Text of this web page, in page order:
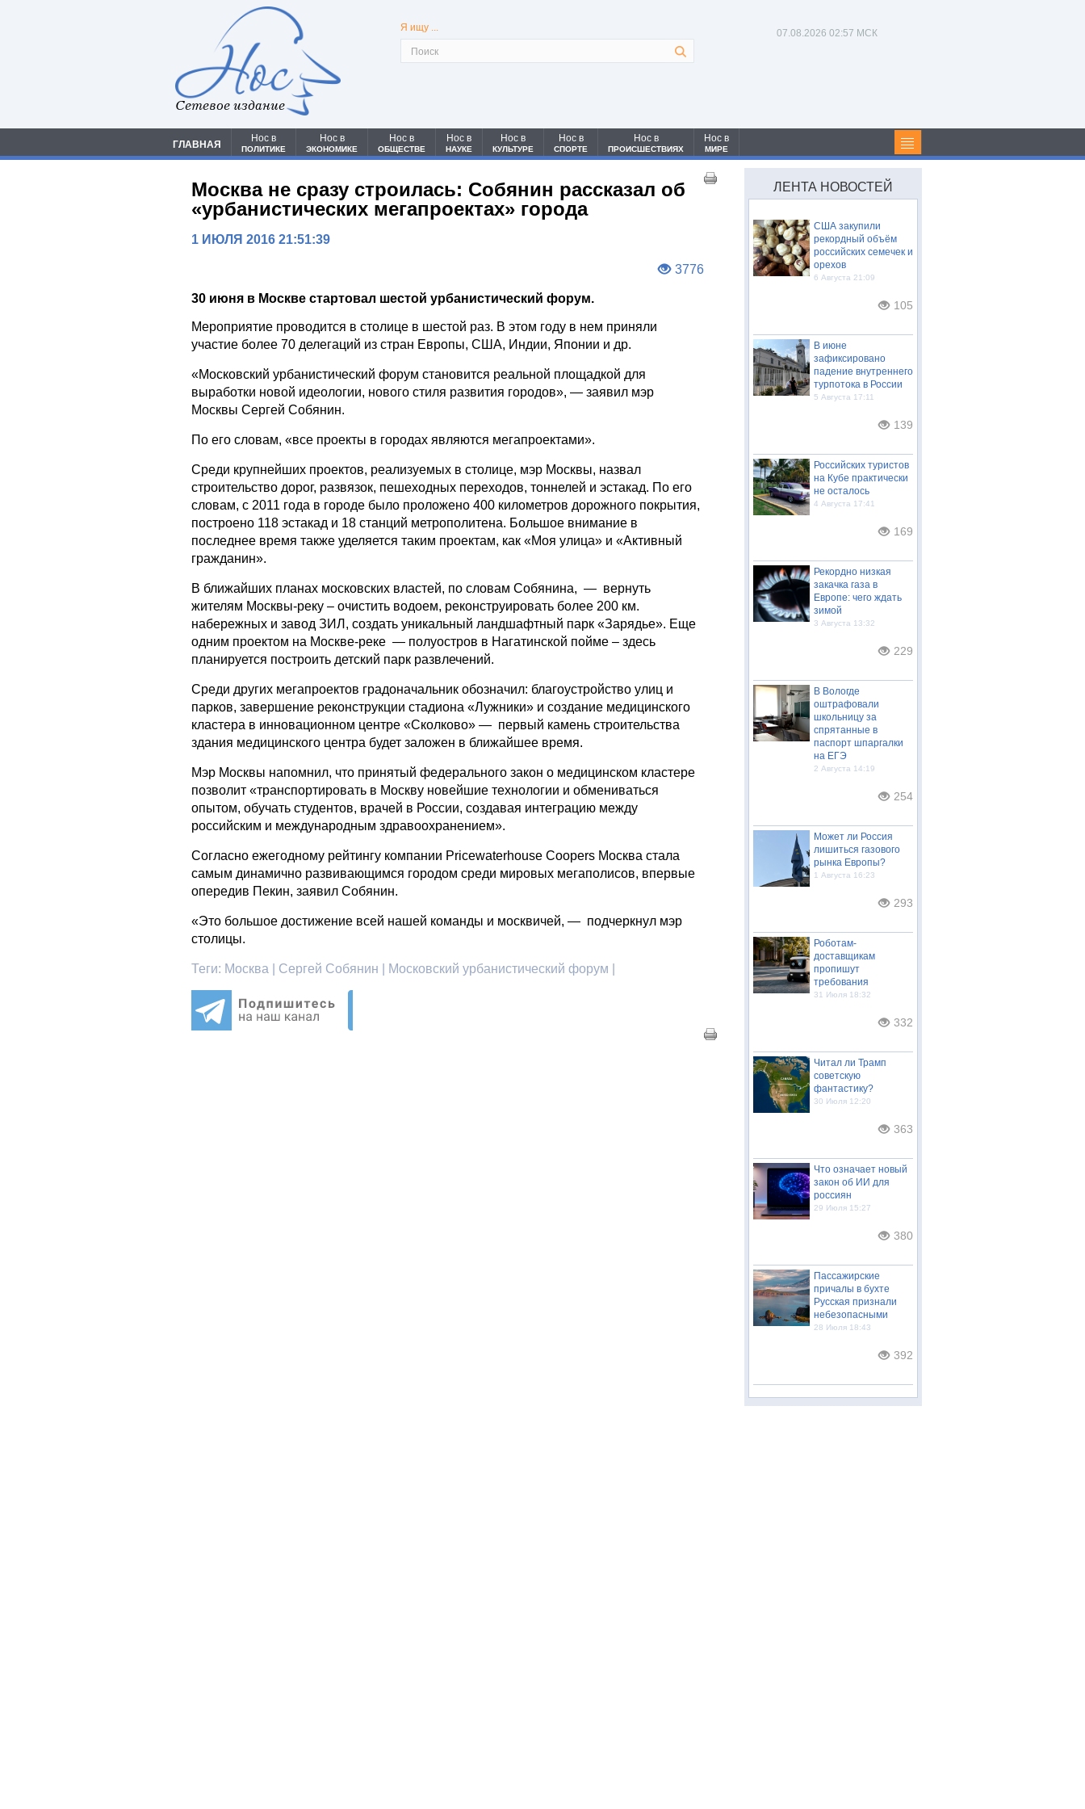
Сетевое издание
Я ищу ... 07.08.2026 02:57 МСК
ГЛАВНАЯ
Нос в
ПОЛИТИКЕ
Нос в
ЭКОНОМИКЕ
Нос в
ОБЩЕСТВЕ
Нос в
НАУКЕ
Нос в
КУЛЬТУРЕ
Нос в
СПОРТЕ
Нос в
ПРОИСШЕСТВИЯХ
Нос в
МИРЕ
Москва не сразу строилась: Собянин рассказал об
«урбанистических мегапроектах» города
1 ИЮЛЯ 2016 21:51:39
3776
30 июня в Москве стартовал шестой урбанистический форум.
Мероприятие проводится в столице в шестой раз. В этом году в нем приняли
участие более 70 делегаций из стран Европы, США, Индии, Японии и др.
«Московский урбанистический форум становится реальной площадкой для
выработки новой идеологии, нового стиля развития городов», — заявил мэр
Москвы Сергей Собянин.
По его словам, «все проекты в городах являются мегапроектами».
Среди крупнейших проектов, реализуемых в столице, мэр Москвы, назвал
строительство дорог, развязок, пешеходных переходов, тоннелей и эстакад. По его
словам, с 2011 года в городе было проложено 400 километров дорожного покрытия,
построено 118 эстакад и 18 станций метрополитена. Большое внимание в
последнее время также уделяется таким проектам, как «Моя улица» и «Активный
гражданин».
В ближайших планах московских властей, по словам Собянина, — вернуть
жителям Москвы-реку – очистить водоем, реконструировать более 200 км.
набережных и завод ЗИЛ, создать уникальный ландшафтный парк «Зарядье». Еще
одним проектом на Москве-реке — полуостров в Нагатинской пойме – здесь
планируется построить детский парк развлечений.
Среди других мегапроектов градоначальник обозначил: благоустройство улиц и
парков, завершение реконструкции стадиона «Лужники» и создание медицинского
кластера в инновационном центре «Сколково» — первый камень строительства
здания медицинского центра будет заложен в ближайшее время.
Мэр Москвы напомнил, что принятый федерального закон о медицинском кластере
позволит «транспортировать в Москву новейшие технологии и обмениваться
опытом, обучать студентов, врачей в России, создавая интеграцию между
российским и международным здравоохранением».
Согласно ежегодному рейтингу компании Pricewaterhouse Coopers Москва стала
самым динамично развивающимся городом среди мировых мегаполисов, впервые
опередив Пекин, заявил Собянин.
«Это большое достижение всей нашей команды и москвичей, — подчеркнул мэр
столицы.
Теги: Москва | Сергей Собянин | Московский урбанистический форум |
ЛЕНТА НОВОСТЕЙ
США закупили
рекордный объём
российских семечек и
орехов
6 Августа 21:09
105
В июне
зафиксировано
падение внутреннего
турпотока в России
5 Августа 17:11
139
Российских туристов
на Кубе практически
не осталось
4 Августа 17:41
169
Рекордно низкая
закачка газа в
Европе: чего ждать
зимой
3 Августа 13:32
229
В Вологде
оштрафовали
школьницу за
спрятанные в
паспорт шпаргалки
на ЕГЭ
2 Августа 14:19
254
Может ли Россия
лишиться газового
рынка Европы?
1 Августа 16:23
293
Роботам-
доставщикам
пропишут
требования
31 Июля 18:32
332
Читал ли Трамп
советскую
фантастику?
30 Июля 12:20
363
Что означает новый
закон об ИИ для
россиян
29 Июля 15:27
380
Пассажирские
причалы в бухте
Русская признали
небезопасными
28 Июля 18:43
392